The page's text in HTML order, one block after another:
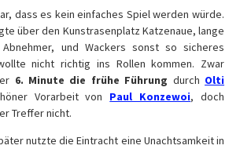
dass es kein einfaches Spiel werden würde.
über den Kunstrasenplatz Katzenaue, lange
und Wackers sonst so sicheres
nicht richtig ins Rollen kommen. Zwar
6. Minute die frühe Führung durch Olti
Vorarbeit von Paul Konzewoi, doch
Treffer nicht.
nutzte die Eintracht eine Unachtsamkeit in